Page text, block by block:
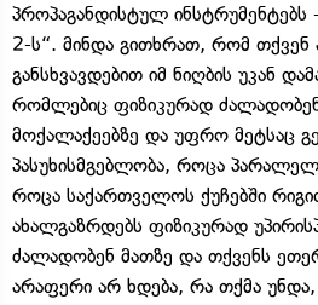
პროპაგანდისტულ ინსტრუმენტებს
2-ს“. მინდა გითხრათ, რომ
განსხვავდებით იმ ნიღბის უკან
რომლებიც ფიზიკურად
მოქალაქეებზე და უფრო მეტსაც
პასუხისმგებლობა, როცა
როცა საქართველოს ქუჩებში
ახალგაზრდებს ფიზიკურად
ძალადობენ მათზე და თქვენს
არაფერი არ ხდება, რა თქმა